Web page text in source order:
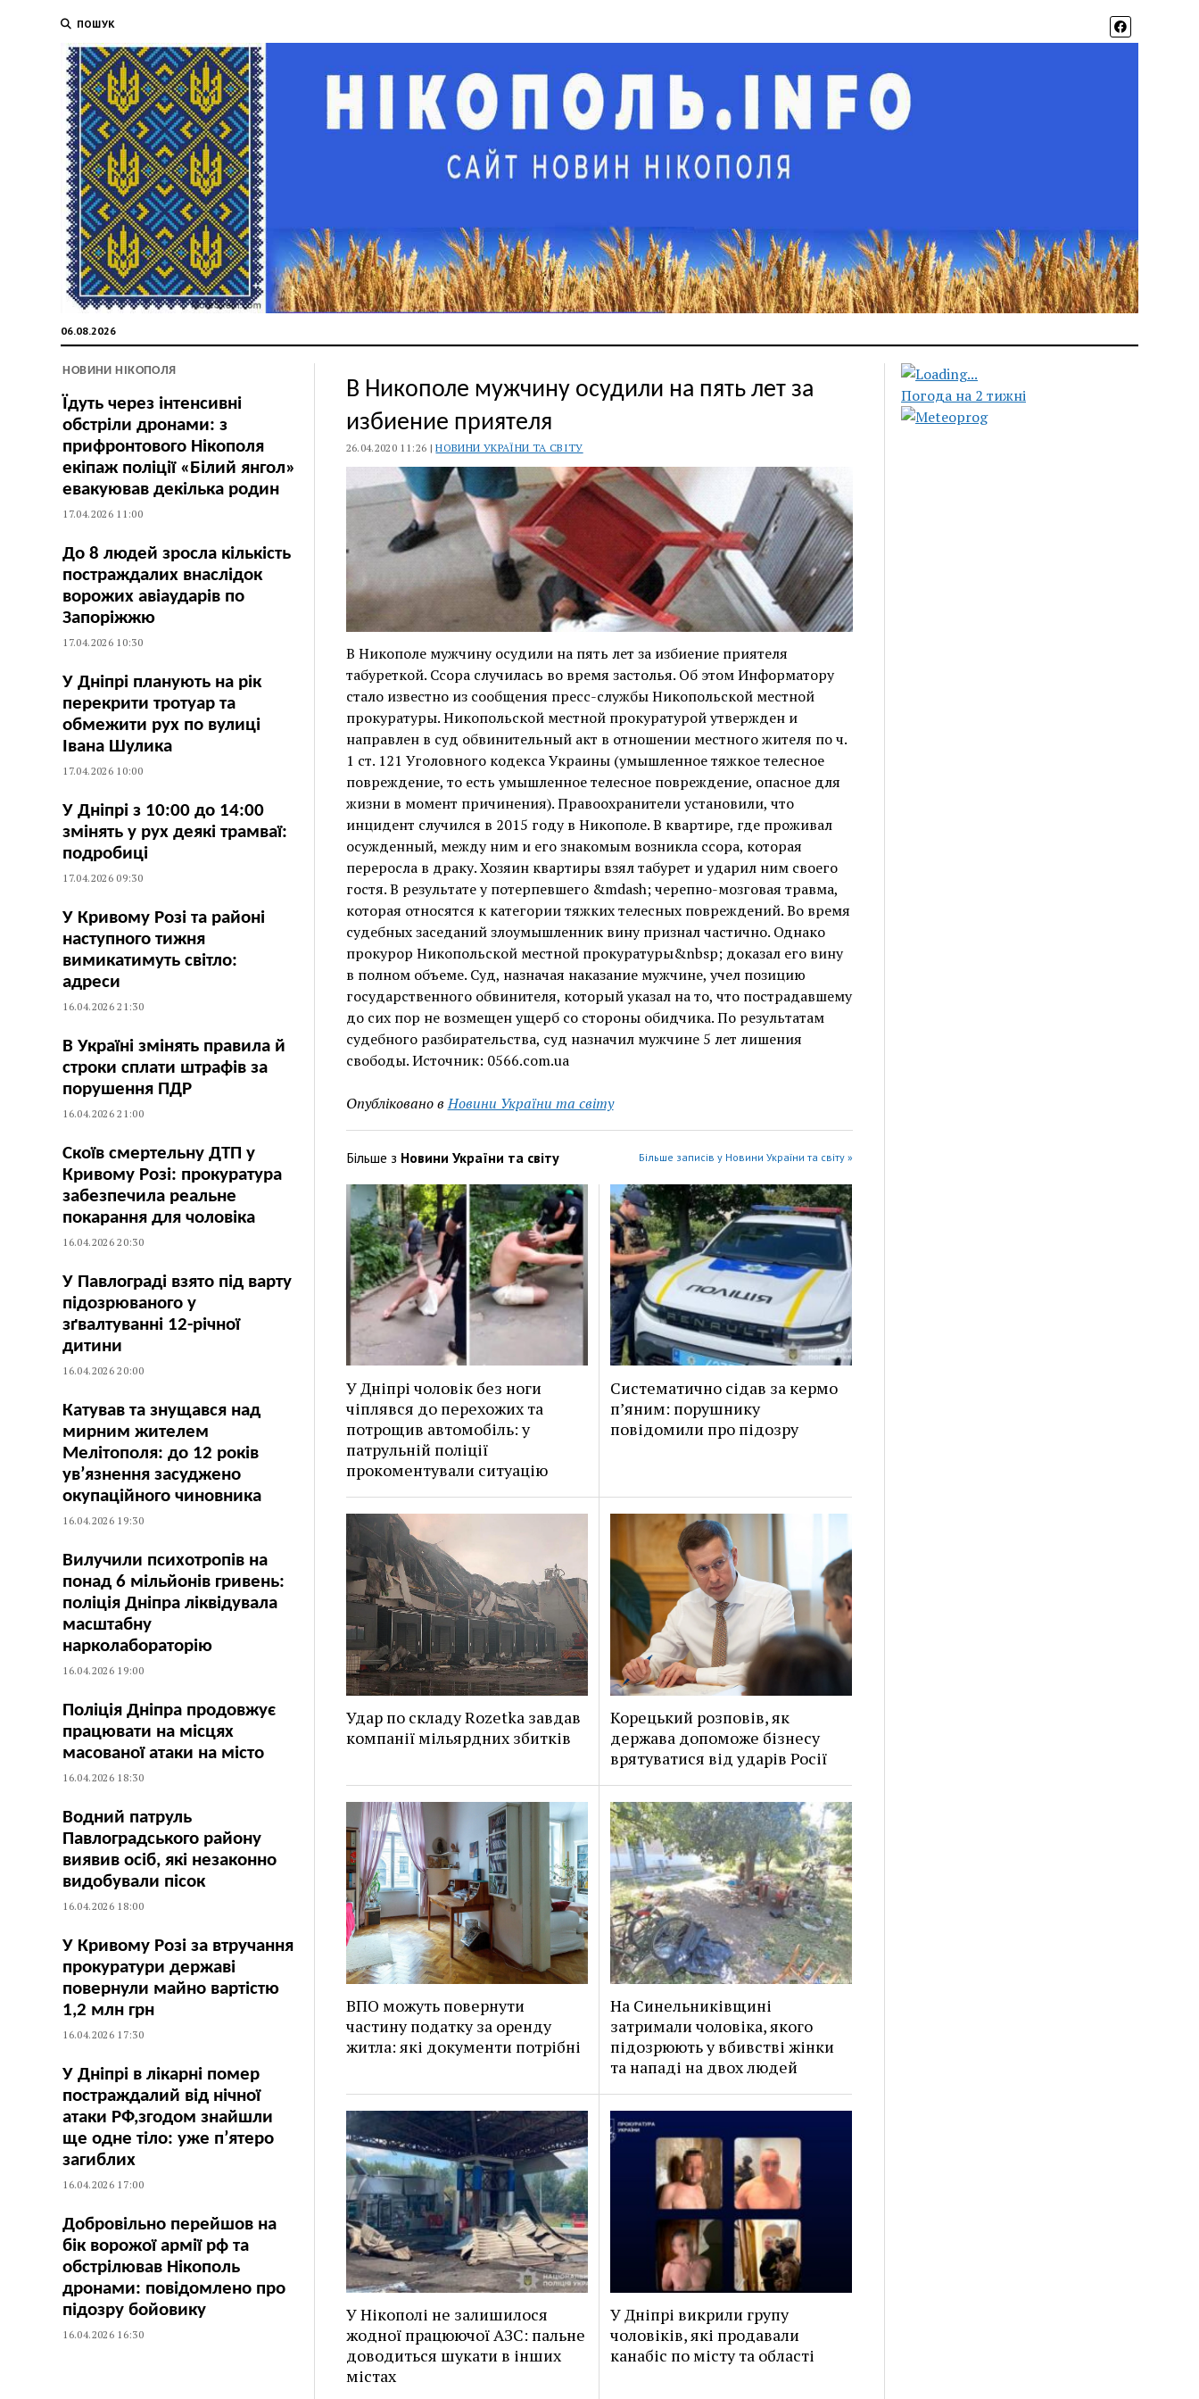
ПОШУК
06.08.2026
НОВИНИ НІКОПОЛЯ
Їдуть через інтенсивні
обстріли дронами: з
прифронтового Нікополя
екіпаж поліції «Білий янгол»
евакуював декілька родин
17.04.2026 11:00
До 8 людей зросла кількість
постраждалих внаслідок
ворожих авіаударів по
Запоріжжю
17.04.2026 10:30
У Дніпрі планують на рік
перекрити тротуар та
обмежити рух по вулиці
Івана Шулика
17.04.2026 10:00
У Дніпрі з 10:00 до 14:00
змінять у рух деякі трамваї:
подробиці
17.04.2026 09:30
У Кривому Розі та районі
наступного тижня
вимикатимуть світло:
адреси
16.04.2026 21:30
В Україні змінять правила й
строки сплати штрафів за
порушення ПДР
16.04.2026 21:00
Скоїв смертельну ДТП у
Кривому Розі: прокуратура
забезпечила реальне
покарання для чоловіка
16.04.2026 20:30
У Павлограді взято під варту
підозрюваного у
зґвалтуванні 12-річної
дитини
16.04.2026 20:00
Катував та знущався над
мирним жителем
Мелітополя: до 12 років
ув’язнення засуджено
окупаційного чиновника
16.04.2026 19:30
Вилучили психотропів на
понад 6 мільйонів гривень:
поліція Дніпра ліквідувала
масштабну
нарколабораторію
16.04.2026 19:00
Поліція Дніпра продовжує
працювати на місцях
масованої атаки на місто
16.04.2026 18:30
Водний патруль
Павлоградського району
виявив осіб, які незаконно
видобували пісок
16.04.2026 18:00
У Кривому Розі за втручання
прокуратури державі
повернули майно вартістю
1,2 млн грн
16.04.2026 17:30
У Дніпрі в лікарні помер
постраждалий від нічної
атаки РФ,згодом знайшли
ще одне тіло: уже п’ятеро
загиблих
16.04.2026 17:00
Добровільно перейшов на
бік ворожої армії рф та
обстрілював Нікополь
дронами: повідомлено про
підозру бойовику
16.04.2026 16:30
В Никополе мужчину осудили на пять лет за
избиение приятеля
26.04.2020 11:26 |НОВИНИ УКРАЇНИ ТА СВІТУ
В Никополе мужчину осудили на пять лет за избиение приятеля
табуреткой. Ссора случилась во время застолья. Об этом Информатору
стало известно из сообщения пресс-службы Никопольской местной
прокуратуры. Никопольской местной прокуратурой утвержден и
направлен в суд обвинительный акт в отношении местного жителя по ч.
1 ст. 121 Уголовного кодекса Украины (умышленное тяжкое телесное
повреждение, то есть умышленное телесное повреждение, опасное для
жизни в момент причинения). Правоохранители установили, что
инцидент случился в 2015 году в Никополе. В квартире, где проживал
осужденный, между ним и его знакомым возникла ссора, которая
переросла в драку. Хозяин квартиры взял табурет и ударил ним своего
гостя. В результате у потерпевшего &mdash; черепно-мозговая травма,
которая относятся к категории тяжких телесных повреждений. Во время
судебных заседаний злоумышленник вину признал частично. Однако
прокурор Никопольской местной прокуратуры&nbsp; доказал его вину
в полном объеме. Суд, назначая наказание мужчине, учел позицию
государственного обвинителя, который указал на то, что пострадавшему
до сих пор не возмещен ущерб со стороны обидчика. По результатам
судебного разбирательства, суд назначил мужчине 5 лет лишения
свободы. Источник: 0566.com.ua
Опубліковано в Новини України та світу
Більше з Новини України та світу Більше записів у Новини України та світу »
У Дніпрі чоловік без ноги
чіплявся до перехожих та
потрощив автомобіль: у
патрульній поліції
прокоментували ситуацію
Систематично сідав за кермо
п’яним: порушнику
повідомили про підозру
Удар по складу Rozetka завдав
компанії мільярдних збитків
Корецький розповів, як
держава допоможе бізнесу
врятуватися від ударів Росії
ВПО можуть повернути
частину податку за оренду
житла: які документи потрібні
На Синельниківщині
затримали чоловіка, якого
підозрюють у вбивстві жінки
та нападі на двох людей
У Нікополі не залишилося
жодної працюючої АЗС: пальне
доводиться шукати в інших
містах
У Дніпрі викрили групу
чоловіків, які продавали
канабіс по місту та області
Погода на 2 тижні